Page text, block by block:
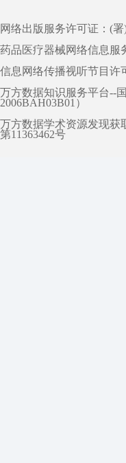
网络出版服务许可证：(
药品医疗器械网络信息服
信息网络传播视听节目许
万方数据知识服务平台--
2006BAH03B01）
万方数据学术资源发现获
第11363462号